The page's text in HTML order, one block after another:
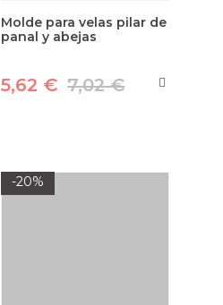
Molde para velas pilar de
panal y abejas
5,62 € 7,02 €
-20%